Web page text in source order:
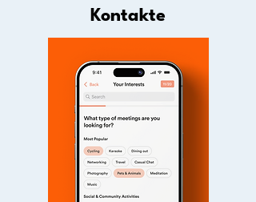
Kontakte